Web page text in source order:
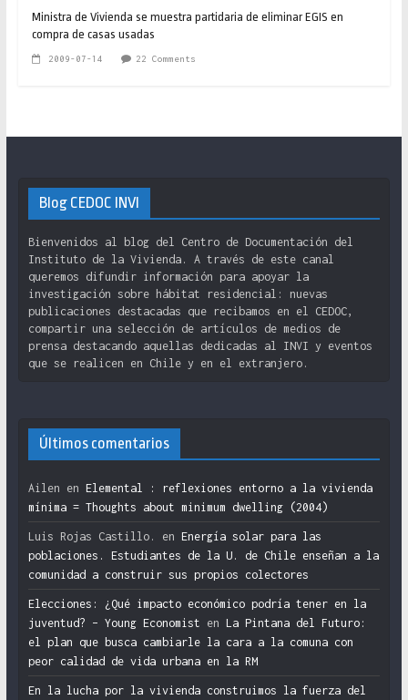
Ministra de Vivienda se muestra partidaria de eliminar EGIS en
compra de casas usadas
2009-07-14 22 Comments
Blog CEDOC INVI
Bienvenidos al blog del Centro de Documentación del
Instituto de la Vivienda. A través de este canal
queremos difundir información para apoyar la
investigación sobre hábitat residencial: nuevas
publicaciones destacadas que recibamos en el CEDOC,
compartir una selección de artículos de medios de
prensa destacando aquellas dedicadas al INVI y eventos
que se realicen en Chile y en el extranjero.
Últimos comentarios
Ailen en Elemental : reflexiones entorno a la vivienda
mínima = Thoughts about minimum dwelling (2004)
Luis Rojas Castillo. en Energía solar para las
poblaciones. Estudiantes de la U. de Chile enseñan a la
comunidad a construir sus propios colectores
Elecciones: ¿Qué impacto económico podría tener en la
juventud? – Young Economist en La Pintana del Futuro:
el plan que busca cambiarle la cara a la comuna con
peor calidad de vida urbana en la RM
En la lucha por la vivienda construimos la fuerza del